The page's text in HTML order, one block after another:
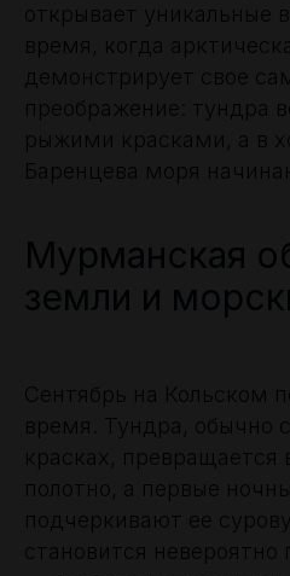
открывает уникальные
время, когда
демонстрирует свое
преображение: тундра
рыжими красками, а в
Баренцева моря
Мурманская
земли и
Сентябрь на Кольском
время. Тундра, обычно
красках, превращается
полотно, а первые
подчеркивают ее
становится